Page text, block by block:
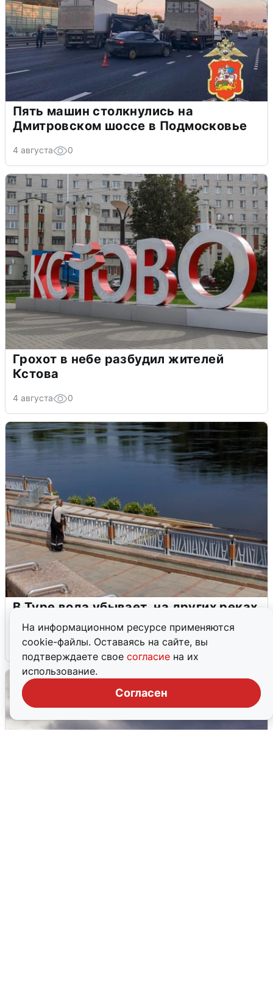
На информационном ресурсе применяются
cookie-файлы. Оставаясь на сайте, вы
подтверждаете свое согласие на их
использование.
Согласен
Пять машин столкнулись на
Дмитровском шоссе в Подмосковье
4 августа 0
Грохот в небе разбудил жителей
Кстова
4 августа 0
В Туре вода убывает, на других реках
области прибывает
4 августа 0